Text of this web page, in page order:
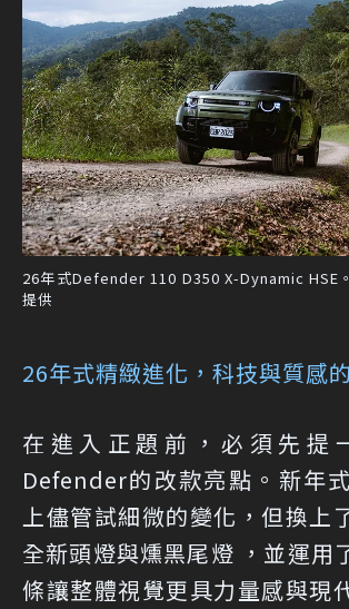
26年式Defender 110 D350 X-Dynamic HSE
提供
26年式精緻進化，科技與質感
在進入正題前，必須先提
Defender的改款亮點。新年
上儘管試細微的變化，但換上
全新頭燈與燻黑尾燈 ，並運用
條讓整體視覺更具力量感與現